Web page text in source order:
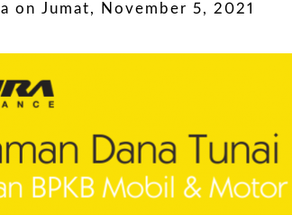
on Jumat, November 5, 2021